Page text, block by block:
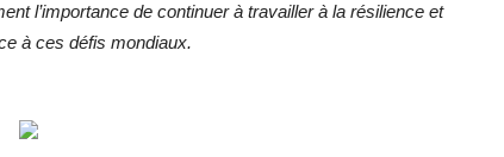
l’importance de continuer à travailler à la résilience et
à ces défis mondiaux.